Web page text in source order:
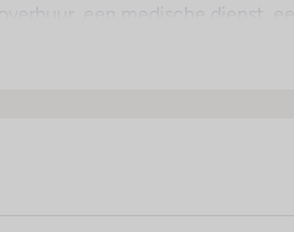
een medische dienst,
kan van het
een bureau beschikbaar. Een